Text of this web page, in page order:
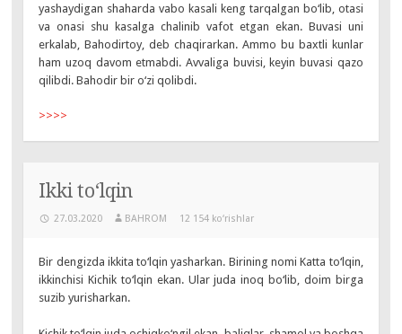
yashaydigan shaharda vabo kasali keng tarqalgan bo‘lib, otasi
va onasi shu kasalga chalinib vafot etgan ekan. Buvasi uni
erkalab, Bahodirtoy, deb chaqirarkan. Ammo bu baxtli kunlar
ham uzoq davom etmabdi. Avvaliga buvisi, keyin buvasi qazo
qilibdi. Bahodir bir o‘zi qolibdi.
>>>>
Ikki to‘lqin
27.03.2020 BAHROM 12 154 ko‘rishlar
Bir dengizda ikkita to‘lqin yasharkan. Birining nomi Katta to‘lqin,
ikkinchisi Kichik to‘lqin ekan. Ular juda inoq bo‘lib, doim birga
suzib yurisharkan.